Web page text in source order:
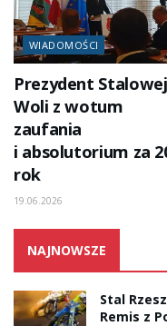
WIADOMOŚCI
Prezydent Stalowej
Woli z wotum
zaufania
i absolutorium za
rok
19.06.2026
NAJNOWSZE
Stal
Remis z